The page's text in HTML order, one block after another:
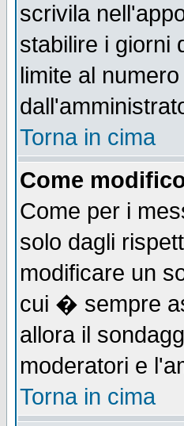
scrivila
stabilire i giorni
limite al
Torna in cima
Come
Come per i
solo dagli
modificare un
cui � sempre
allora il
moderatori e
Torna in cima